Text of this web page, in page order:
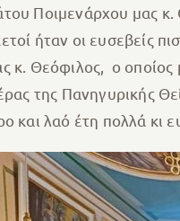
Ποιμενάρχου μας κ.
ήταν οι ευσεβείς
κ. Θεόφιλος, ο
της Πανηγυρικής
και λαό έτη πολλά κι